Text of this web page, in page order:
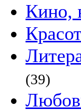
Кино,
(39)